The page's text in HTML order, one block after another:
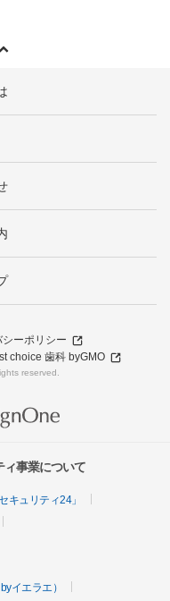
シーポリシー
choice 歯科 byGMO
reserved.
ィ事業について
キュリティ24」
イエラエ）